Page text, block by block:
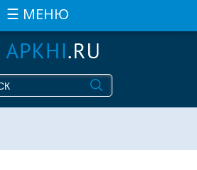
☰ МЕНЮ